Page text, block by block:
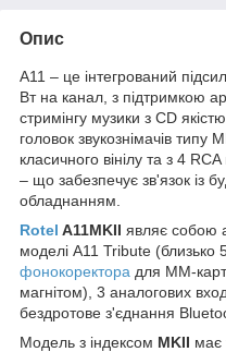
Опис
A11 – це інтегрований
Вт на канал, з підтримкою
стримінгу музики з CD
головок звукознімачів типу
класичного вінілу та з 4
– що забезпечує зв'язок із
обладнанням.
Rotel A11MKII являє собою
моделі A11 Tribute (близько
фонокоректора для ММ-
магнітом), 3 аналогових
бездротове з'єднання
Модель з індексом MKII має